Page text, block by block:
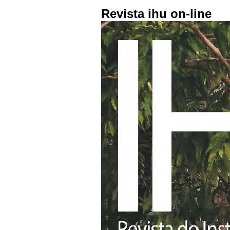
Revista ihu on-line